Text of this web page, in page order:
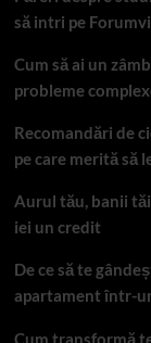
să intri pe
Cum să ai un
probleme
Recomandări de
pe care merită să
Aurul tău, banii
iei un credit
De ce să te
apartament într-
Cum transformă